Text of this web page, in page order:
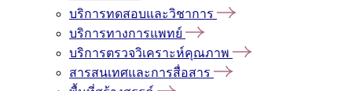
บริการทดสอบและวิชาการ
บริการทางการแพทย์
บริการตรวจวิเคราะห์คุณภาพ
สารสนเทศและการสื่อสาร